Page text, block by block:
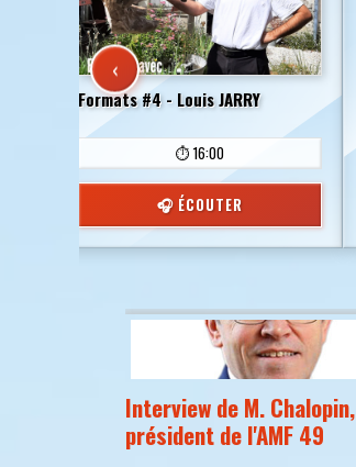
Formats #4 - Louis JARRY
⏱️ 16:00
🎧 ÉCOUTER
‹
Interview de M. Chalopin,
président de l'AMF 49